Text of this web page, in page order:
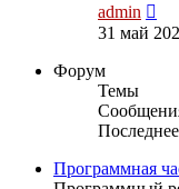
admin
к
31 май
Форум
Темы
Программная